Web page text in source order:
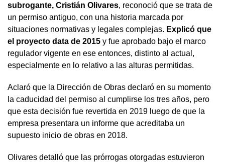
subrogante, Cristián Olivares, reconoció que se trata de
un permiso antiguo, con una historia marcada por
situaciones normativas y legales complejas. Explicó que
el proyecto data de 2015 y fue aprobado bajo el marco
regulador vigente en ese entonces, distinto al actual,
especialmente en lo relativo a las alturas permitidas.
Aclaró que la Dirección de Obras declaró en su momento
la caducidad del permiso al cumplirse los tres años, pero
que esta decisión fue revertida en 2019 luego de que la
empresa presentara un informe que acreditaba un
supuesto inicio de obras en 2018.
Olivares detalló que las prórrogas otorgadas estuvieron